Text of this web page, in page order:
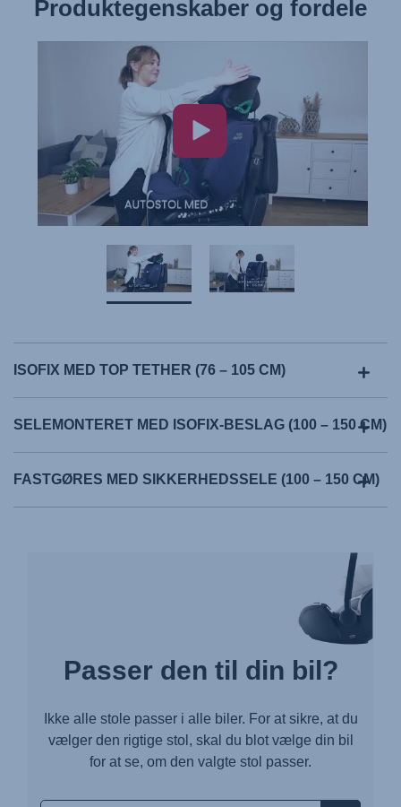
Produktegenskaber og fordele
Montering af autostolen
ISOFIX MED TOP TETHER (76 – 105 CM)
SELEMONTERET MED ISOFIX-BESLAG (100 – 150 CM)
FASTGØRES MED SIKKERHEDSSELE (100 – 150 CM)
Passer den til din bil?
Ikke alle stole passer i alle biler. For at sikre, at du
vælger den rigtige stol, skal du blot vælge din bil
for at se, om den valgte stol passer.